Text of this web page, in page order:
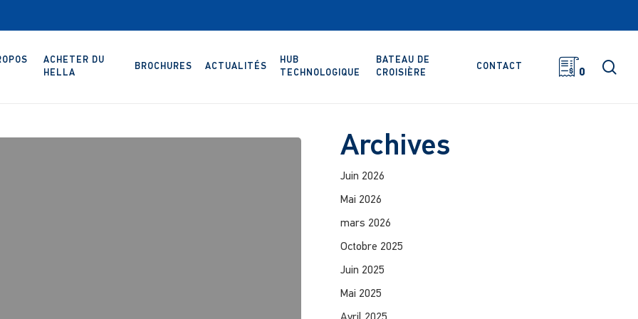
ACHETER DU
HELLA
BROCHURES ACTUALITÉS
HUB
TECHNOLOGIQUE
BATEAU DE
CROISIÈRE
CONTACT
0
Archives
Juin 2026
Mai 2026
mars 2026
Octobre 2025
Juin 2025
Mai 2025